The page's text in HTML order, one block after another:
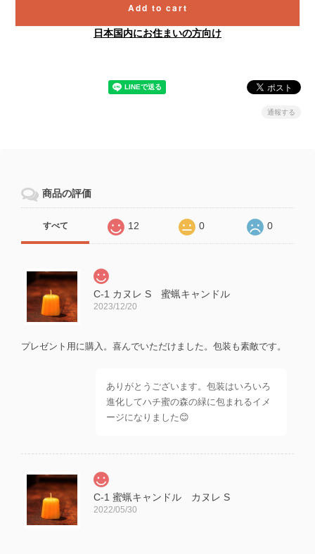
Add to cart
日本国内にお住まいの方向け
通報する
商品の評価
すべて 12 0 0
C-1 カヌレ S 蜜蝋キャンドル
2023/12/20
プレゼント用に購入。喜んでいただけました。包装も素敵です。
ありがとうございます。包装はいろいろ
進化してハチ蜜の森の緑に包まれるイメ
ージになりました😊
C-1 蜜蝋キャンドル カヌレ S
2022/05/30